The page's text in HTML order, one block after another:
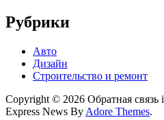
Рубрики
Авто
Дизайн
Строительство и ремонт
Copyright © 2026 Обратная связь
Express News By Adore Themes.